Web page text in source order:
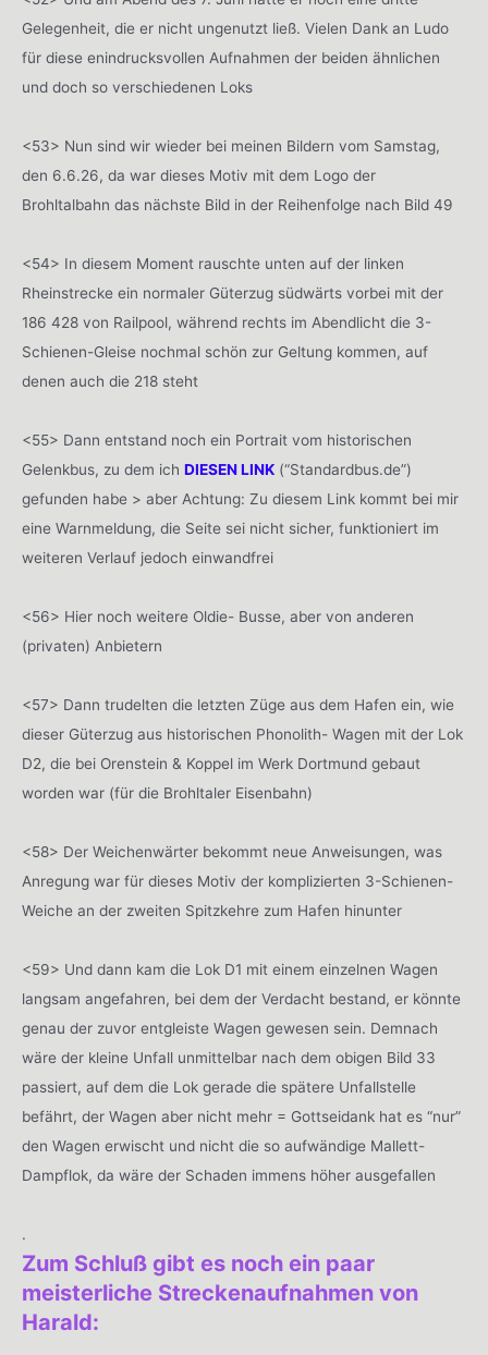
Gelegenheit, die er nicht ungenutzt ließ. Vielen Dank an Ludo
für diese enindrucksvollen Aufnahmen der beiden ähnlichen
und doch so verschiedenen Loks
<53> Nun sind wir wieder bei meinen Bildern vom Samstag,
den 6.6.26, da war dieses Motiv mit dem Logo der
Brohltalbahn das nächste Bild in der Reihenfolge nach Bild 49
<54> In diesem Moment rauschte unten auf der linken
Rheinstrecke ein normaler Güterzug südwärts vorbei mit der
186 428 von Railpool, während rechts im Abendlicht die 3-
Schienen-Gleise nochmal schön zur Geltung kommen, auf
denen auch die 218 steht
<55> Dann entstand noch ein Portrait vom historischen
Gelenkbus, zu dem ich DIESEN LINK (“Standardbus.de”)
gefunden habe > aber Achtung: Zu diesem Link kommt bei mir
eine Warnmeldung, die Seite sei nicht sicher, funktioniert im
weiteren Verlauf jedoch einwandfrei
<56> Hier noch weitere Oldie- Busse, aber von anderen
(privaten) Anbietern
<57> Dann trudelten die letzten Züge aus dem Hafen ein, wie
dieser Güterzug aus historischen Phonolith- Wagen mit der Lok
D2, die bei Orenstein & Koppel im Werk Dortmund gebaut
worden war (für die Brohltaler Eisenbahn)
<58> Der Weichenwärter bekommt neue Anweisungen, was
Anregung war für dieses Motiv der komplizierten 3-Schienen-
Weiche an der zweiten Spitzkehre zum Hafen hinunter
<59> Und dann kam die Lok D1 mit einem einzelnen Wagen
langsam angefahren, bei dem der Verdacht bestand, er könnte
genau der zuvor entgleiste Wagen gewesen sein. Demnach
wäre der kleine Unfall unmittelbar nach dem obigen Bild 33
passiert, auf dem die Lok gerade die spätere Unfallstelle
befährt, der Wagen aber nicht mehr = Gottseidank hat es “nur”
den Wagen erwischt und nicht die so aufwändige Mallett-
Dampflok, da wäre der Schaden immens höher ausgefallen
.
Zum Schluß gibt es noch ein paar
meisterliche Streckenaufnahmen von
Harald: